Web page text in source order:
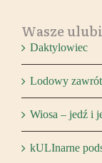
Wasze
Daktylowiec
Lodowy
Wiosa – jedź i
kULInarne